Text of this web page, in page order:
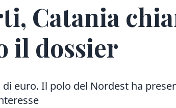
Catania
il dossier
di euro. Il polo del Nordest ha